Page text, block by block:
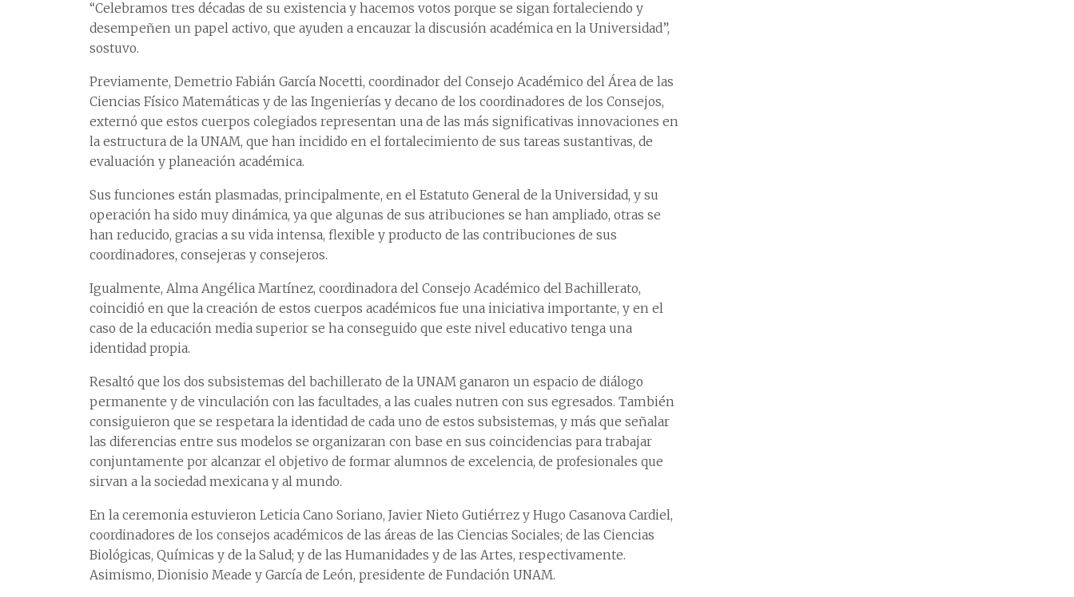
“Celebramos tres décadas de su existencia y hacemos votos porque se sigan fortaleciendo y
desempeñen un papel activo, que ayuden a encauzar la discusión académica en la Universidad”,
sostuvo.
Previamente, Demetrio Fabián García Nocetti, coordinador del Consejo Académico del Área de las
Ciencias Físico Matemáticas y de las Ingenierías y decano de los coordinadores de los Consejos,
externó que estos cuerpos colegiados representan una de las más significativas innovaciones en
la estructura de la UNAM, que han incidido en el fortalecimiento de sus tareas sustantivas, de
evaluación y planeación académica.
Sus funciones están plasmadas, principalmente, en el Estatuto General de la Universidad, y su
operación ha sido muy dinámica, ya que algunas de sus atribuciones se han ampliado, otras se
han reducido, gracias a su vida intensa, flexible y producto de las contribuciones de sus
coordinadores, consejeras y consejeros.
Igualmente, Alma Angélica Martínez, coordinadora del Consejo Académico del Bachillerato,
coincidió en que la creación de estos cuerpos académicos fue una iniciativa importante, y en el
caso de la educación media superior se ha conseguido que este nivel educativo tenga una
identidad propia.
Resaltó que los dos subsistemas del bachillerato de la UNAM ganaron un espacio de diálogo
permanente y de vinculación con las facultades, a las cuales nutren con sus egresados. También
consiguieron que se respetara la identidad de cada uno de estos subsistemas, y más que señalar
las diferencias entre sus modelos se organizaran con base en sus coincidencias para trabajar
conjuntamente por alcanzar el objetivo de formar alumnos de excelencia, de profesionales que
sirvan a la sociedad mexicana y al mundo.
En la ceremonia estuvieron Leticia Cano Soriano, Javier Nieto Gutiérrez y Hugo Casanova Cardiel,
coordinadores de los consejos académicos de las áreas de las Ciencias Sociales; de las Ciencias
Biológicas, Químicas y de la Salud; y de las Humanidades y de las Artes, respectivamente.
Asimismo, Dionisio Meade y García de León, presidente de Fundación UNAM.